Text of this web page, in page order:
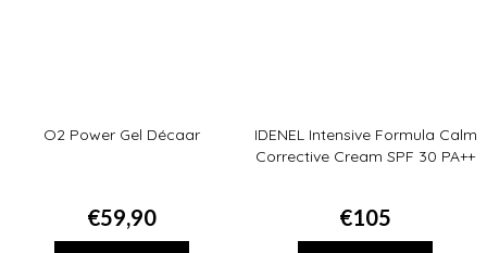
O2 Power Gel Décaar
€59,90
IDENEL Intensive Formula Calm
Corrective Cream SPF 30 PA++
€105